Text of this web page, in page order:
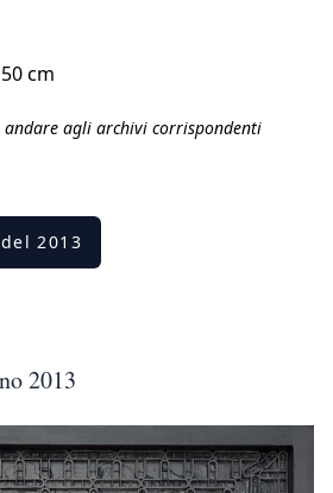
cm
andare agli archivi corrispondenti
2013
2013